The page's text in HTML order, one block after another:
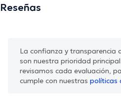
Reseñas
La confianza y transparencia
son nuestra prioridad
revisamos cada evaluación,
cumple con nuestras políticas